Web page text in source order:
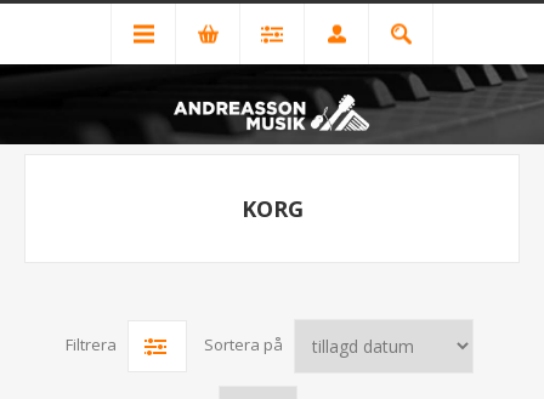
KORG
Filtrera Sortera på